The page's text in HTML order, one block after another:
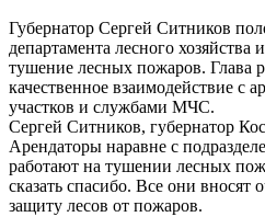
Губернатор Сергей Ситников
департамента лесного
тушение лесных пожаров. Глава
качественное взаимодействие с
участков и службами МЧС.
Сергей Ситников, губернатор
Арендаторы наравне с
работают на тушении лесных
сказать спасибо. Все они вносят
защиту лесов от пожаров.